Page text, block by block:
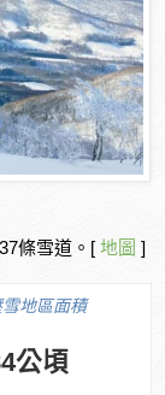
條雪道。[ 地圖 ]
地區面積
公頃